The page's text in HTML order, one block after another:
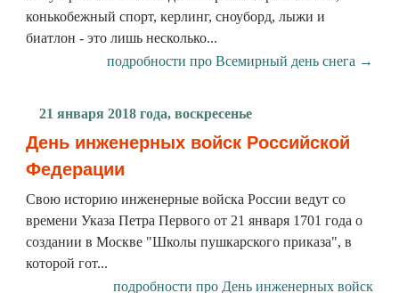
конькобежный спорт, керлинг, сноуборд, лыжи и
биатлон - это лишь несколько...
подробности про Всемирный день снега →
21 января 2018 года, воскресенье
День инженерных войск Российской
Федерации
Свою историю инженерные войска России ведут со
времени Указа Петра Первого от 21 января 1701 года о
создании в Москве "Школы пушкарского приказа", в
которой гот...
подробности про День инженерных войск